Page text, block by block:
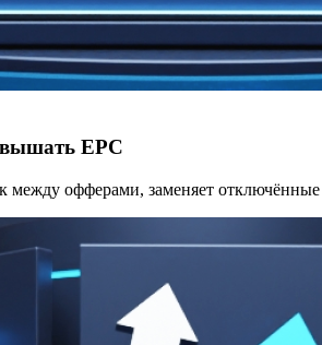
EPC
между офферами, заменяет